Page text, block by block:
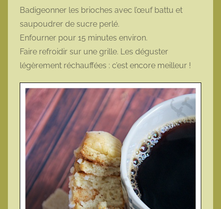
Badigeonner les brioches avec l’œuf battu et
saupoudrer de sucre perlé.
Enfourner pour 15 minutes environ.
Faire refroidir sur une grille. Les déguster
légèrement réchauffées : c’est encore meilleur !